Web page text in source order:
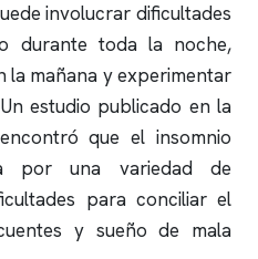
involucrar dificultades
durante toda la noche,
mañana y experimentar
estudio publicado en la
que el insomnio
por una variedad de
para conciliar el
y sueño de mala